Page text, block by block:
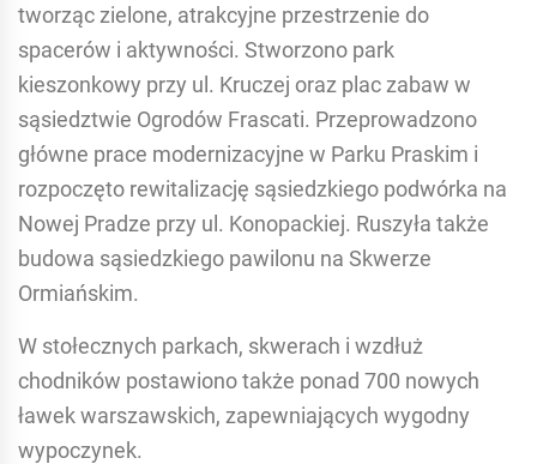
tworząc zielone, atrakcyjne przestrzenie do
spacerów i aktywności. Stworzono park
kieszonkowy przy ul. Kruczej oraz plac zabaw w
sąsiedztwie Ogrodów Frascati. Przeprowadzono
główne prace modernizacyjne w Parku Praskim i
rozpoczęto rewitalizację sąsiedzkiego podwórka na
Nowej Pradze przy ul. Konopackiej. Ruszyła także
budowa sąsiedzkiego pawilonu na Skwerze
Ormiańskim.
W stołecznych parkach, skwerach i wzdłuż
chodników postawiono także ponad 700 nowych
ławek warszawskich, zapewniających wygodny
wypoczynek.